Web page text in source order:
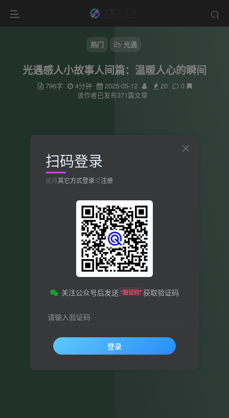
热门 光遇
光遇感人小故事人间篇：温暖人心的瞬间
796字 4分钟 2025-05-12 20
0
该作者已发布371篇文章
扫码登录
使用其它方式登录或注册
关注公众号后发送 “验证码” 获取验证码
请输入验证码
登录